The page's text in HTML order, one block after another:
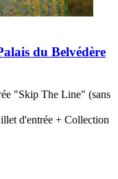
du Belvédère
"Skip The Line" (sans
d'entrée + Collection